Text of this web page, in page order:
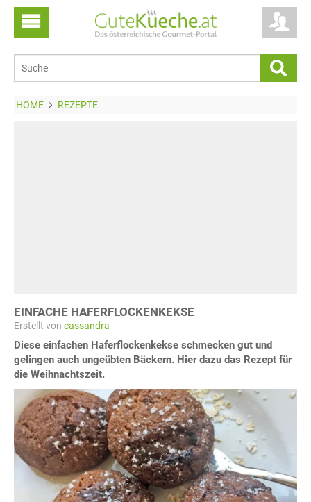
HOME REZEPTE
EINFACHE HAFERFLOCKENKEKSE
Erstellt von cassandra
Diese einfachen Haferflockenkekse schmecken gut und
gelingen auch ungeübten Bäckern. Hier dazu das Rezept für
die Weihnachtszeit.